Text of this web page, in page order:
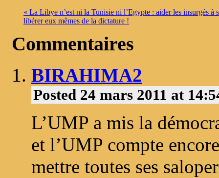
« La Libye n’est ni la Tunisie ni l’Egypte : aider les insurgés à
libérer eux mêmes de la dictature !
Commentaires
BIRAHIMA2
Posted 24 mars 2011 at
L’UMP a mis la
et l’UMP compte
mettre toutes ses